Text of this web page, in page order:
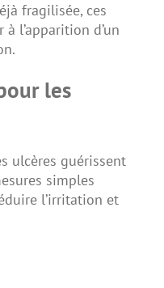
fragilisée, ces
l’apparition d’un
les
ulcères guérissent
simples
l’irritation et